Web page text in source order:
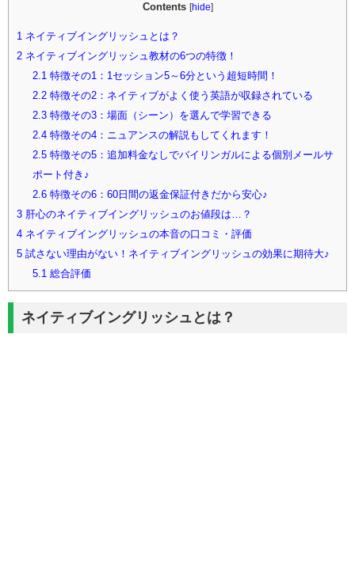
Contents [hide]
1 ネイティブイングリッシュとは？
2 ネイティブイングリッシュ教材の6つの特徴！
2.1 特徴その1：1セッション5～6分という超短時間！
2.2特徴その2：ネイティブがよく使う英語が収録されている
2.3特徴その3：場面（シーン）を選んで学習できる
2.4特徴その4：ニュアンスの解説もしてくれます！
2.5特徴その5：追加料金なしでバイリンガルによる個別メールサ
ポート付き♪
2.6特徴その6：60日間の返金保証付きだから安心♪
3 肝心のネイティブイングリッシュのお値段は…？
4 ネイティブイングリッシュの本音の口コミ・評価
5 試さない理由がない！ネイティブイングリッシュの効果に期待大♪
5.1 総合評価
ネイティブイングリッシュとは？